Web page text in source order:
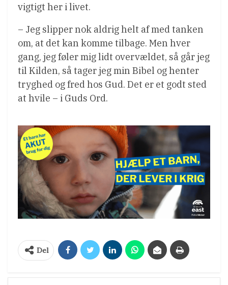
vigtigt her i livet.
– Jeg slipper nok aldrig helt af med tanken
om, at det kan komme tilbage. Men hver
gang, jeg føler mig lidt overvældet, så går jeg
til Kilden, så tager jeg min Bibel og henter
tryghed og fred hos Gud. Det er et godt sted
at hvile – i Guds Ord.
Del